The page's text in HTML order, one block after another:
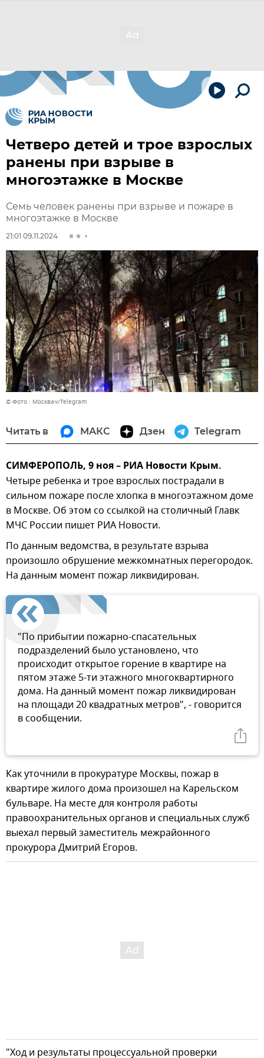
Четверо детей и трое взрослых
ранены при взрыве в
многоэтажке в Москве
Семь человек ранены при взрыве и пожаре в
многоэтажке в Москве
21:01 09.11.2024
© Фото : Москвач/Telegram
Читать в МАКС Дзен Telegram
СИМФЕРОПОЛЬ, 9 ноя – РИА Новости Крым.
Четыре ребенка и трое взрослых пострадали в
сильном пожаре после хлопка в многоэтажном доме
в Москве. Об этом со ссылкой на столичный Главк
МЧС России пишет РИА Новости.
По данным ведомства, в результате взрыва
произошло обрушение межкомнатных перегородок.
На данным момент пожар ликвидирован.
"По прибытии пожарно-спасательных
подразделений было установлено, что
происходит открытое горение в квартире на
пятом этаже 5-ти этажного многоквартирного
дома. На данный момент пожар ликвидирован
на площади 20 квадратных метров", - говорится
в сообщении.
Как уточнили в прокуратуре Москвы, пожар в
квартире жилого дома произошел на Карельском
бульваре. На месте для контроля работы
правоохранительных органов и специальных служб
выехал первый заместитель межрайонного
прокурора Дмитрий Егоров.
"Ход и результаты процессуальной проверки